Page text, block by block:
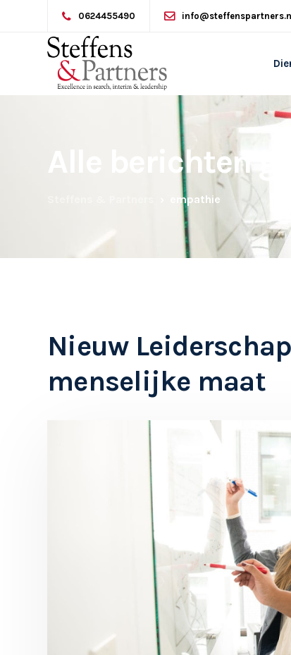
0624455490 info@steffenspartners.nl
Alle berichten
empathie
Nieuw
menselijke maat